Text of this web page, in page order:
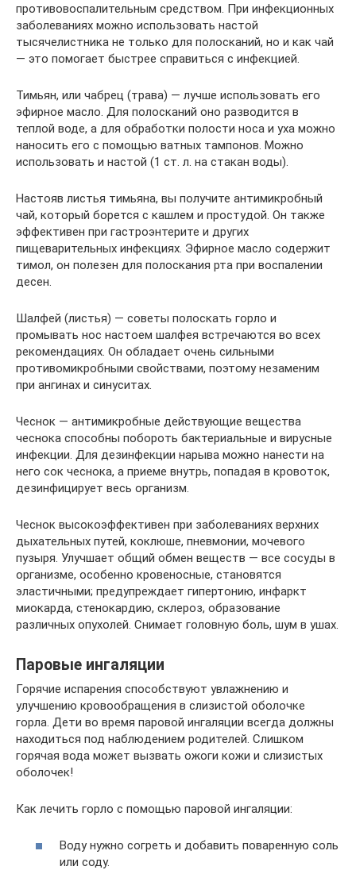
противовоспалительным средством. При инфекционных
заболеваниях можно использовать настой
тысячелистника не только для полосканий, но и как чай
— это помогает быстрее справиться с инфекцией.
Тимьян, или чабрец (трава) — лучше использовать его
эфирное масло. Для полосканий оно разводится в
теплой воде, а для обработки полости носа и уха можно
наносить его с помощью ватных тампонов. Можно
использовать и настой (1 ст. л. на стакан воды).
Настояв листья тимьяна, вы получите антимикробный
чай, который борется с кашлем и простудой. Он также
эффективен при гастроэнтерите и других
пищеварительных инфекциях. Эфирное масло содержит
тимол, он полезен для полоскания рта при воспалении
десен.
Шалфей (листья) — советы полоскать горло и
промывать нос настоем шалфея встречаются во всех
рекомендациях. Он обладает очень сильными
противомикробными свойствами, поэтому незаменим
при ангинах и синуситах.
Чеснок — антимикробные действующие вещества
чеснока способны побороть бактериальные и вирусные
инфекции. Для дезинфекции нарыва можно нанести на
него сок чеснока, а приеме внутрь, попадая в кровоток,
дезинфицирует весь организм.
Чеснок высокоэффективен при заболеваниях верхних
дыхательных путей, коклюше, пневмонии, мочевого
пузыря. Улучшает общий обмен веществ — все сосуды в
организме, особенно кровеносные, становятся
эластичными; предупреждает гипертонию, инфаркт
миокарда, стенокардию, склероз, образование
различных опухолей. Снимает головную боль, шум в ушах.
Паровые ингаляции
Горячие испарения способствуют увлажнению и
улучшению кровообращения в слизистой оболочке
горла. Дети во время паровой ингаляции всегда должны
находиться под наблюдением родителей. Слишком
горячая вода может вызвать ожоги кожи и слизистых
оболочек!
Как лечить горло с помощью паровой ингаляции:
Воду нужно согреть и добавить поваренную соль
или соду.